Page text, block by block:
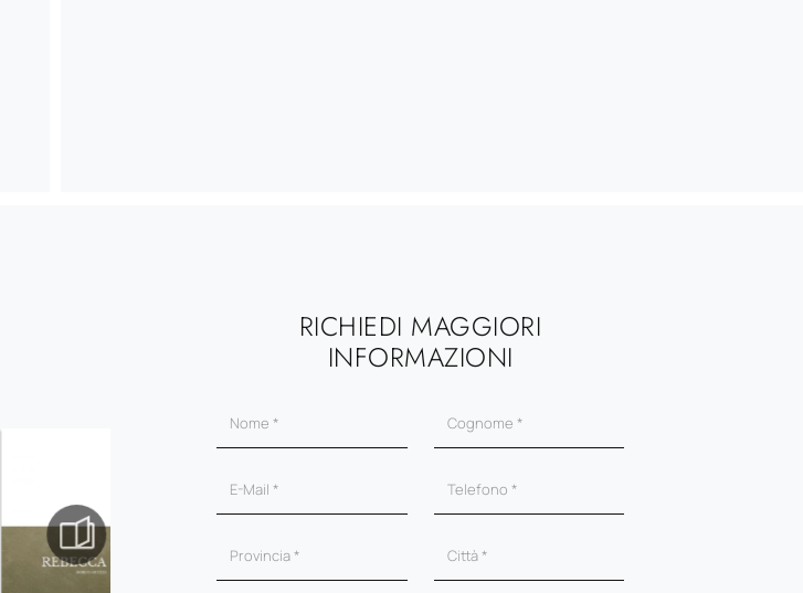
RICHIEDI MAGGIORI
INFORMAZIONI